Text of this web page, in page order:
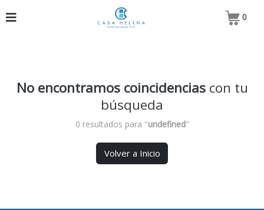
0
No encontramos coincidencias con tu
búsqueda
0 resultados para "undefined"
Volver a Inicio